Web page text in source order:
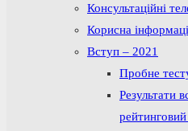
Консультаційні
Корисна
Вступ – 2021
Пробне
Результати